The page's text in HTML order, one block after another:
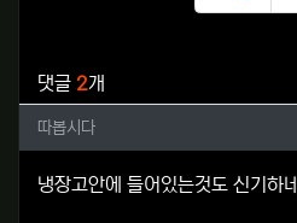
추천
댓글 2개
따봅시다님의 댓글
따봅시다
냉장고안에 들어있는것도 신기하네